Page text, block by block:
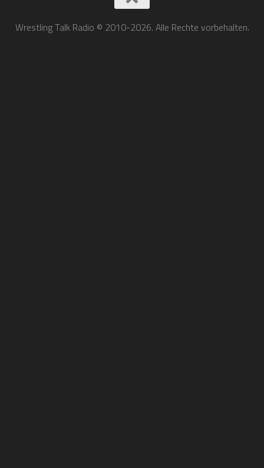
Wrestling Talk Radio © 2010-2026. Alle Rechte vorbehalten.